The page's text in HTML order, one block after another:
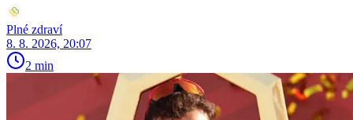
Plné zdraví
8. 8. 2026, 20:07
2 min